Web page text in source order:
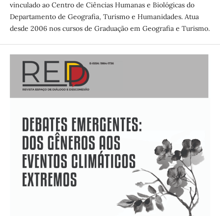
vinculado ao Centro de Ciências Humanas e Biológicas do
Departamento de Geografia, Turismo e Humanidades. Atua
desde 2006 nos cursos de Graduação em Geografia e Turismo.